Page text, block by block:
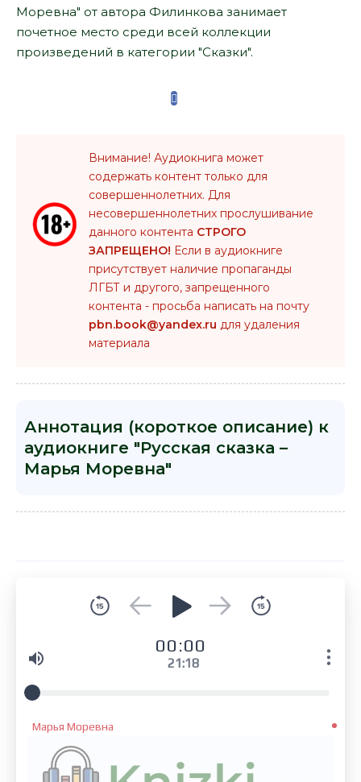
Моревна" от автора Филинкова занимает
почетное место среди всей коллекции
произведений в категории "Сказки".
Внимание! Аудиокнига может
содержать контент только для
совершеннолетних. Для
несовершеннолетних прослушивание
данного контента СТРОГО
ЗАПРЕЩЕНО! Если в аудиокниге
присутствует наличие пропаганды
ЛГБТ и другого, запрещенного
контента - просьба написать на почту
pbn.book@yandex.ru для удаления
материала
Аннотация (короткое описание) к
аудиокниге "Русская сказка –
Марья Моревна"
00:00
21:18
Марья Моревна